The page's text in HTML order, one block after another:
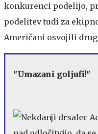
konkurenci podelijo,
podelitev tudi za
Američani osvojili
"Umazani goljufi!"